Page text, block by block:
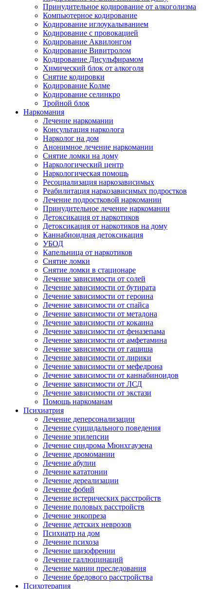
Принудительное кодирование от алкоголизма
Компьютерное кодирование
Кодирование иглоукалыванием
Кодирование с провокацией
Кодирование Аквилонгом
Кодирование Вивитролом
Кодирование Дисульфирамом
Химический блок от алкоголя
Снятие кодировки
Кодирование Колме
Кодирование селинкро
Тройной блок
Наркомания
Лечение наркомании
Консультация нарколога
Нарколог на дом
Анонимное лечение наркомании
Снятие ломки на дому
Наркологический центр
Наркологическая помощь
Ресоциализация наркозависимых
Реабилитация наркозависимых подростков
Лечение подростковой наркомании
Принудительное лечение наркомании
Детоксикация от наркотиков
Детоксикация от наркотиков на дому
Каннабиоидная детоксикация
УБОД
Капельница от наркотиков
Снятие ломки
Снятие ломки в стационаре
Лечение зависимости от солей
Лечение зависимости от бутирата
Лечение зависимости от героина
Лечение зависимости от спайса
Лечение зависимости от метадона
Лечение зависимости от кокаина
Лечение зависимости от феназепама
Лечение зависимости от амфетамина
Лечение зависимости от гашиша
Лечение зависимости от лирики
Лечение зависимости от мефедрона
Лечение зависимости от каннабиноидов
Лечение зависимости от ЛСД
Лечение зависимости от экстази
Помощь наркоманам
Психиатрия
Лечение деперсонализации
Лечение суицидального поведения
Лечение эпилепсии
Лечение синдрома Мюнхгаузена
Лечение дромомании
Лечение абулии
Лечение кататонии
Лечение дереализации
Лечение фобий
Лечение истерических расстройств
Лечение половых расстройств
Лечение энкопреза
Лечение детских неврозов
Психиатр на дом
Лечение психоза
Лечение шизофрении
Лечение галлюцинаций
Лечение мании преследования
Лечение бредового расстройства
Психотерапия